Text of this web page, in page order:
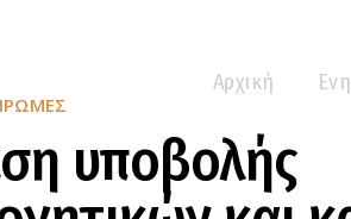
Αρχική
υποβολής